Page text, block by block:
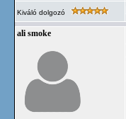
Kiváló dolgozó
ali smoke